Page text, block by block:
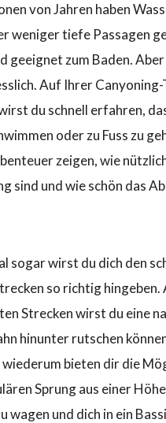
von Jahren haben
weniger tiefe Passagen
geeignet zum Baden.
Auf Ihrer
du schnell erfahren,
oder zu Fuss zu
zeigen, wie
sind und wie schön das
sogar wirst du dich den
so richtig hingeben.
Strecken wirst du eine
hinunter rutschen
wiederum bieten dir die
Sprung aus einer
wagen und dich in ein